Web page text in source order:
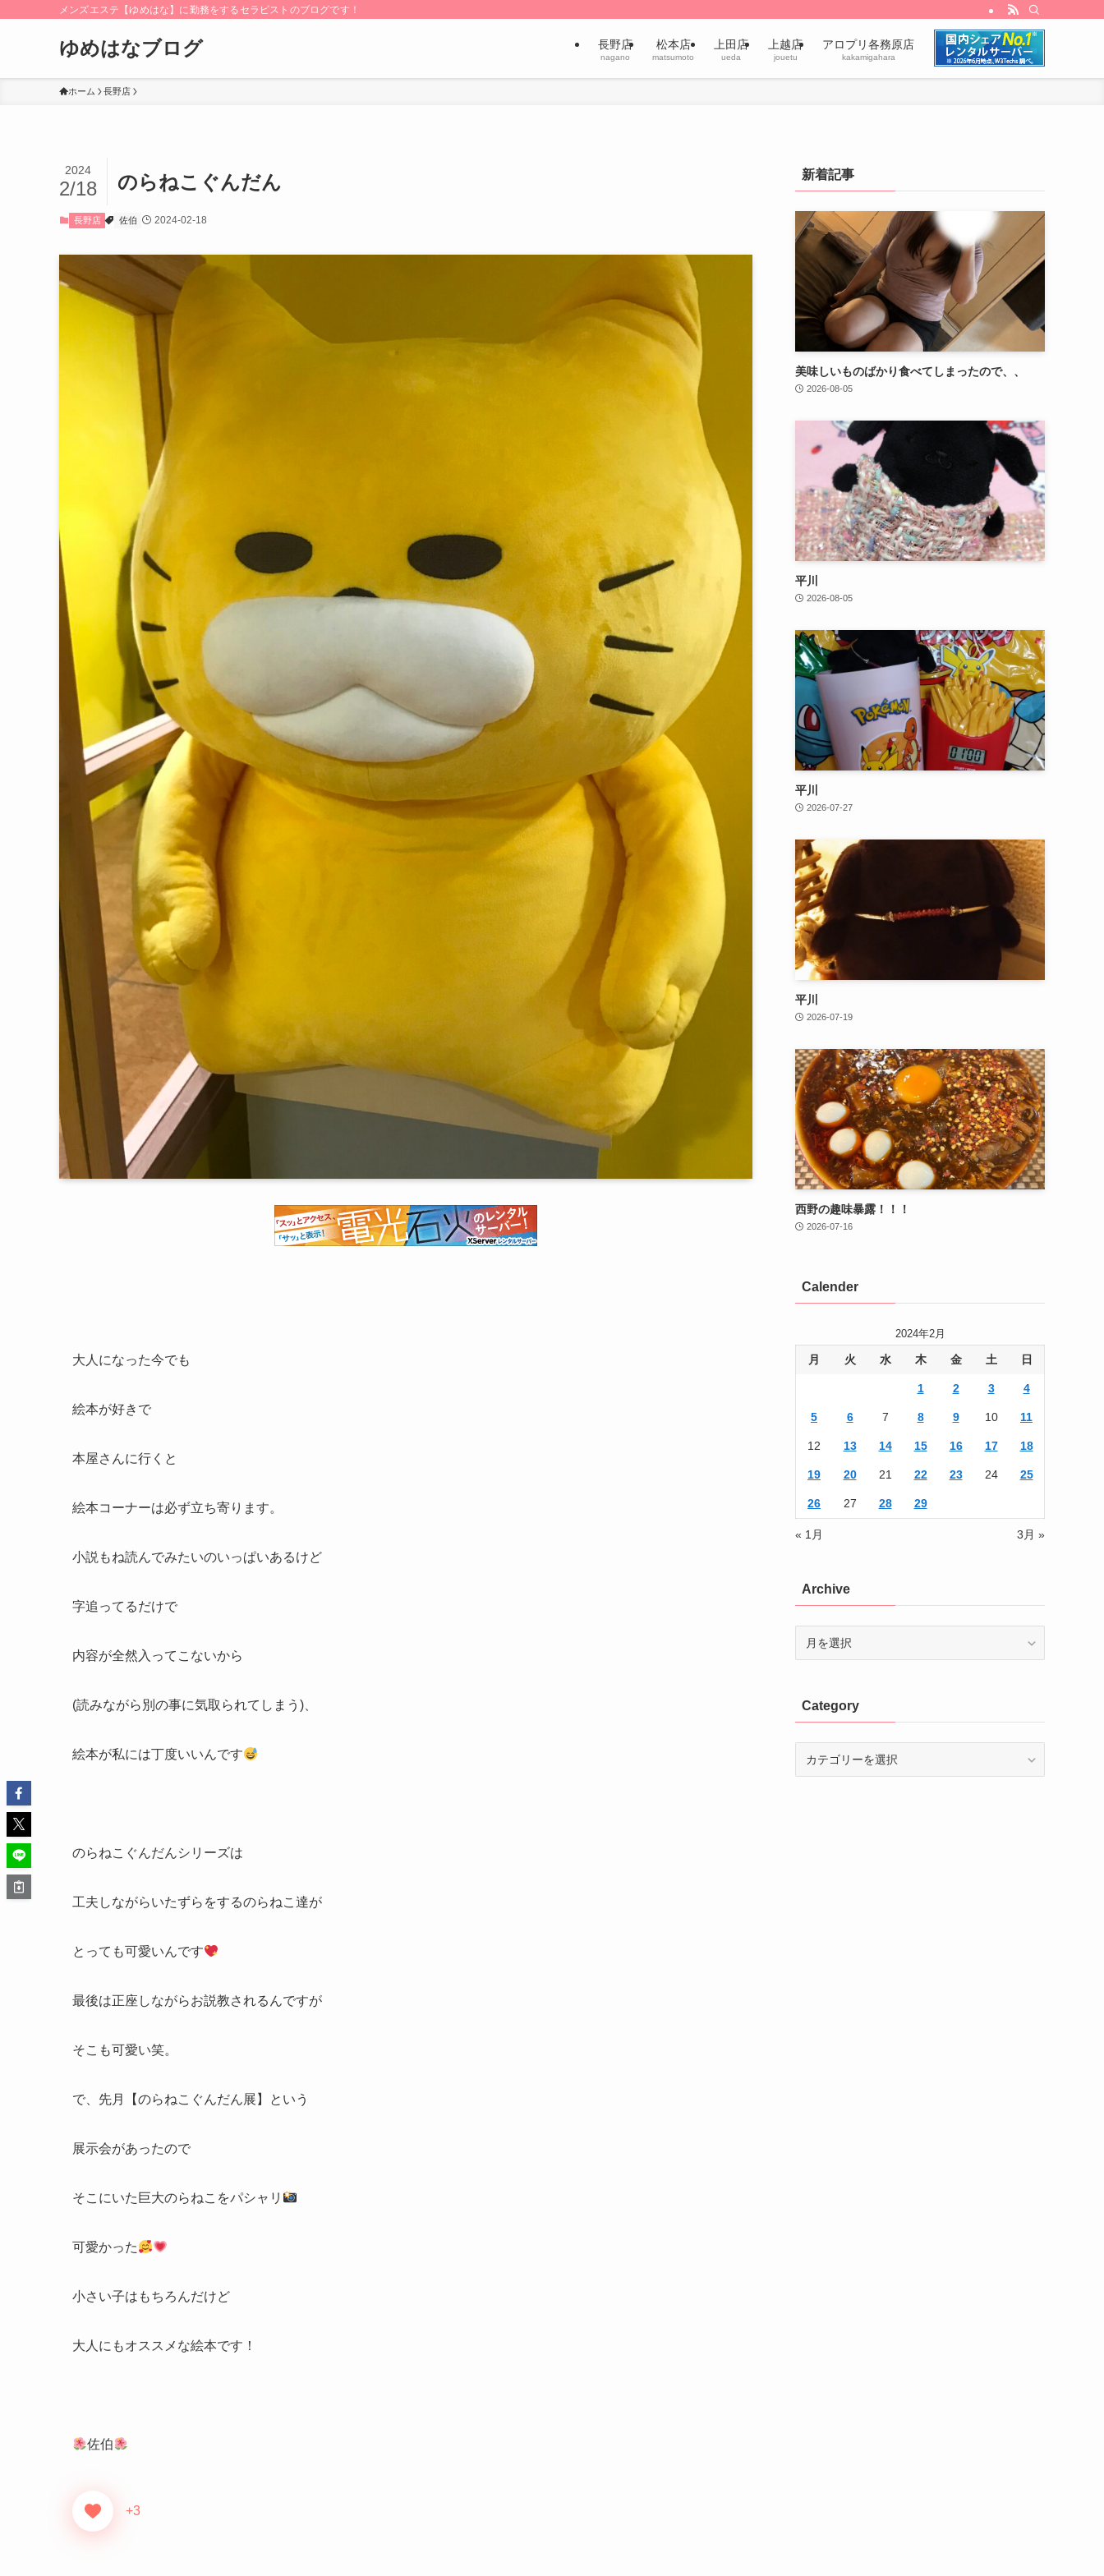
メンズエステ【ゆめはな】に勤務をするセラピストのブログです！
ゆめはなブログ 長野店
nagano
松本店
matsumoto
上田店
ueda
上越店
jouetu
アロプリ各務原店
kakamigahara
ホーム 長野店
のらねこぐんだん
2024
2/18
長野店 佐伯 2024-02-18
大人になった今でも
絵本が好きで
本屋さんに行くと
絵本コーナーは必ず立ち寄ります。
小説もね読んでみたいのいっぱいあるけど
字追ってるだけで
内容が全然入ってこないから
(読みながら別の事に気取られてしまう)、
絵本が私には丁度いいんです
のらねこぐんだんシリーズは
工夫しながらいたずらをするのらねこ達が
とっても可愛いんです
最後は正座しながらお説教されるんですが
そこも可愛い笑。
で、先月【のらねこぐんだん展】という
展示会があったので
そこにいた巨大のらねこをパシャリ
可愛かった
小さい子はもちろんだけど
大人にもオススメな絵本です！
佐伯
+3
新着記事
美味しいものばかり食べてしまったので、、
2026-08-05
平川
2026-08-05
平川
2026-07-27
平川
2026-07-19
西野の趣味暴露！！！
2026-07-16
Calender
2024年2月
月 火 水 木 金 土 日
1 2 3 4
5 6 7 8 9 10 11
12 13 14 15 16 17 18
19 20 21 22 23 24 25
26 27 28 29
« 1月 3月 »
Archive
Category